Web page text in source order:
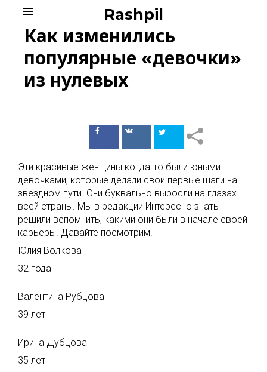
content
Rashpil
menu
Как изменились
популярные «девочки»
из нулевых
ПоделитьсяПоделиться
Эти красивые женщины когда-то были юными
девочками, которые делали свои первые шаги на
звездном пути. Они буквально выросли на глазах
всей страны. Мы в редакции Интересно знать
решили вспомнить, какими они были в начале своей
карьеры. Давайте посмотрим!
Юлия Волкова
32 года
Валентина Рубцова
39 лет
Ирина Дубцова
35 лет